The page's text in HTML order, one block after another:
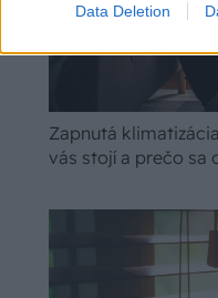
Data Deletion
Zapnutá
vás stojí a prečo sa